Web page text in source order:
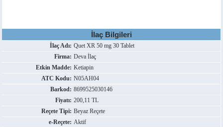
İlaç Bilgileri
İlaç Adı: Quet XR 50 mg 30 Tablet
Firma: Deva İlaç
Etkin Madde: Ketiapin
ATC Kodu: N05AH04
Barkod: 8699525030146
Fiyatı: 200,11 TL
Reçete Tipi: Beyaz Reçete
e-Reçete: Aktif